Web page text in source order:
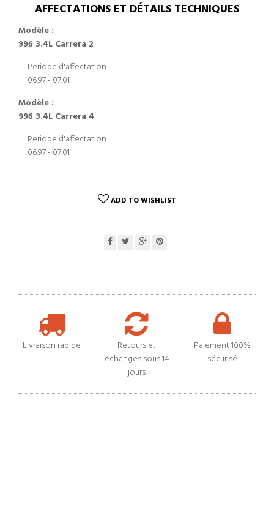
AFFECTATIONS ET DÉTAILS TECHNIQUES
Modèle :
996 3.4L Carrera 2
Periode d'affectation :
06.97 - 07.01
Modèle :
996 3.4L Carrera 4
Periode d'affectation :
06.97 - 07.01
ADD TO WISHLIST
Livraison rapide
Retours et
échanges sous 14
jours
Paiement 100%
sécurisé